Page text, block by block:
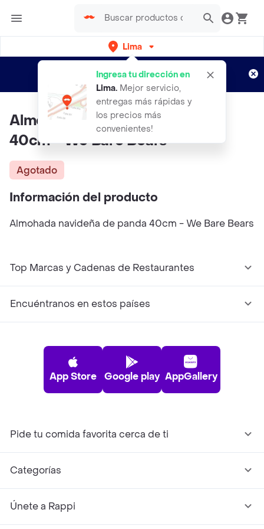
Lima
Ingresa tu dirección en
Lima. Mejor servicio,
entregas más rápidas y
los precios más
convenientes!
envíos gratis por semanas
Aplican TyC
Almohada Navideña De Panda
40cm - We Bare Bears
Agotado
Información del producto
Almohada navideña de panda 40cm - We Bare Bears
Top Marcas y Cadenas de Restaurantes
Encuéntranos en estos países
App Store Google play AppGallery
Pide tu comida favorita cerca de ti
Categorías
Únete a Rappi